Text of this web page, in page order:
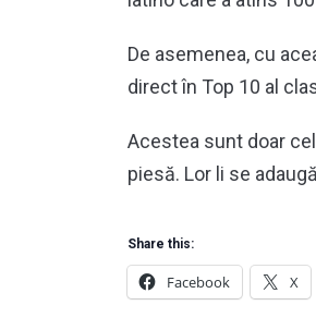
De asemenea, cu
direct în Top 10 al
Acestea sunt doar
piesă. Lor li se
Share this:
Facebook X